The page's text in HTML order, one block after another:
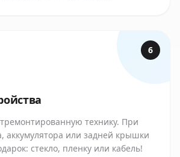
6
технику. При
аккумулятора или задней крышки
стекло, пленку или кабель!